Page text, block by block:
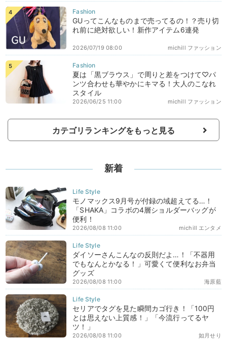
GUってこんなものまで売ってるの！？売り切
れ前に絶対欲しい！新作アイテム6連発
michill ファッション
2026/07/19 08:00
夏は「黒ブラウス」で周りと差をつけて♡パ
ンツ合わせも華やかにキマる！大人のこなれ
スタイル
michill ファッション
2026/06/25 11:00
カテゴリランキングをもっと見る
新着
モノマックス9月号が付録の域超えてる…！
「SHAKA」コラボの4層ショルダーバッグが
便利！
michill エンタメ
2026/08/08 11:00
ダイソーさんこんなの反則だよ…！「不器用
でもなんとかなる！」可愛くて便利なお弁当
グッズ
海原藍
2026/08/08 11:00
セリアでタグを見た瞬間カゴ行き！「100円
とは思えない上質感！」「今流行ってるヤ
ツ！」
如月せり
2026/08/08 11:00